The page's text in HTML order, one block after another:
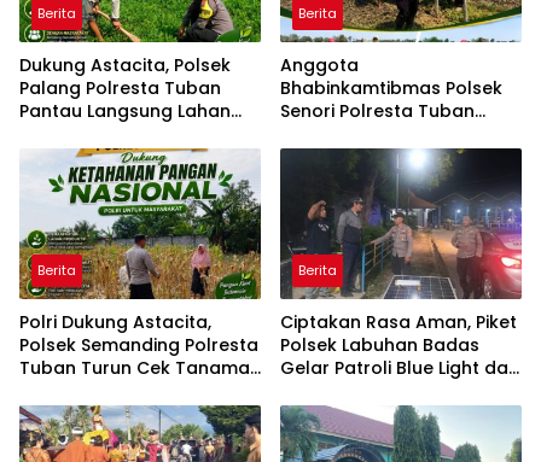
Berita
Dukung Astacita, Polsek
Palang Polresta Tuban
Pantau Langsung Lahan
Dawung
Berita
Anggota
Bhabinkamtibmas Polsek
Senori Polresta Tuban
Benih Jagung Wujudkan
Ketahanan Pangan
Nasional
Berita
Polri Dukung Astacita,
Polsek Semanding Polresta
Tuban Turun Cek Tanaman
Kowang
Berita
Ciptakan Rasa Aman, Piket
Polsek Labuhan Badas
Gelar Patroli Blue Light dan
Kamtibmas di Kawasan
Samota